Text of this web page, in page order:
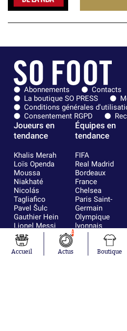
Abonnements
Contacts
La boutique SO PRESS
Conditions générales
Consentement RGPD
Joueurs en
tendance
Khalis Merah
Loïs Openda
Moussa
Niakhaté
Nicolás
Tagliafico
Pavel Šulc
Gauthier Hein
Lionel Messi
Gonzalo
García Torres
Gio Reyna
Équipes en
tendance
FIFA
Real Madrid
Bordeaux
France
Chelsea
Paris Saint-
Germain
Olympique
lyonnais
AC Milan
RC Strasbourg
RC Lens
Accueil
1
Actus Boutique